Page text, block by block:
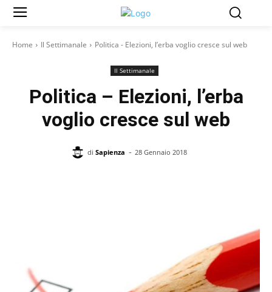
Home Il Settimanale Politica - Elezioni, l’erba voglio cresce sul web
Il Settimanale
Politica – Elezioni, l’erba
voglio cresce sul web
di Sapienza - 28 Gennaio 2018